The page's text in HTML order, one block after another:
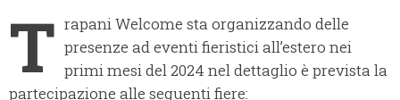
T rapani Welcome sta organizzando delle
presenze ad eventi fieristici all’estero nei
primi mesi del 2024 nel dettaglio è prevista la
partecipazione alle seguenti fiere: